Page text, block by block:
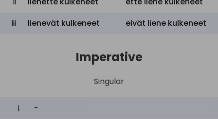
iii
lienevät kulkeneet eivät liene kulkeneet
Imperative
Singular
i
-